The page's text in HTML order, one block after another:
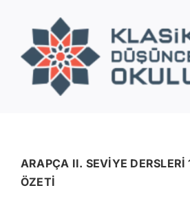
content
Eğitimler
ARAPÇA II. SEVİYE DERSLERİ
ÖZETİ